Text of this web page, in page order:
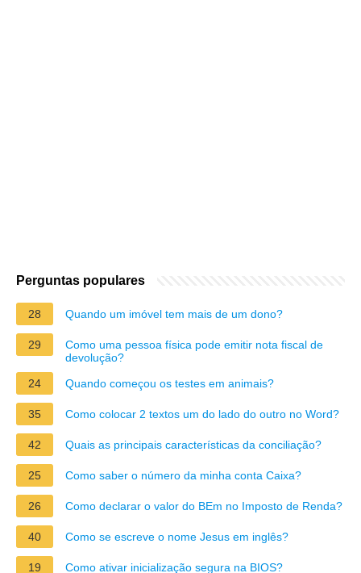
Perguntas populares
28 Quando um imóvel tem mais de um dono?
29
Como uma pessoa física pode emitir nota fiscal de
devolução?
24
Quando começou os testes em animais?
35 Como colocar 2 textos um do lado do outro no Word?
42 Quais as principais características da conciliação?
25 Como saber o número da minha conta Caixa?
26 Como declarar o valor do BEm no Imposto de Renda?
40 Como se escreve o nome Jesus em inglês?
19 Como ativar inicialização segura na BIOS?